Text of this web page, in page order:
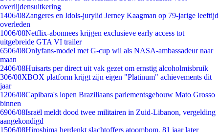
overlijdensuitkering
1406/08Zangeres en Idols-jurylid Jerney Kaagman op 79-jarige leeftijd
overleden
1006/08Netflix-abonnees krijgen exclusieve early access tot
uitgebreide GTA VI trailer
6506/08Onlyfans-model met G-cup wil als NASA-ambassadeur naar
maan
2406/08Huisarts per direct uit vak gezet om ernstig alcoholmisbruik
306/08XBOX platform krijgt zijn eigen "Platinum" achievements dit
jaar
1206/08Capibara's lopen Braziliaans parlementsgebouw Mato Grosso
binnen
6906/08Israël meldt dood twee militairen in Zuid-Libanon, vergelding
aangekondigd
1506/08Hiroshima herdenkt slachtoffers atoombom, 81 jaar later